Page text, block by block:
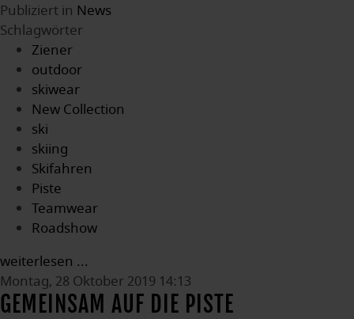
Publiziert in News
Schlagwörter
Ziener
outdoor
skiwear
New Collection
ski
skiing
Skifahren
Piste
Teamwear
Roadshow
weiterlesen ...
Montag, 28 Oktober 2019 14:13
GEMEINSAM AUF DIE PISTE